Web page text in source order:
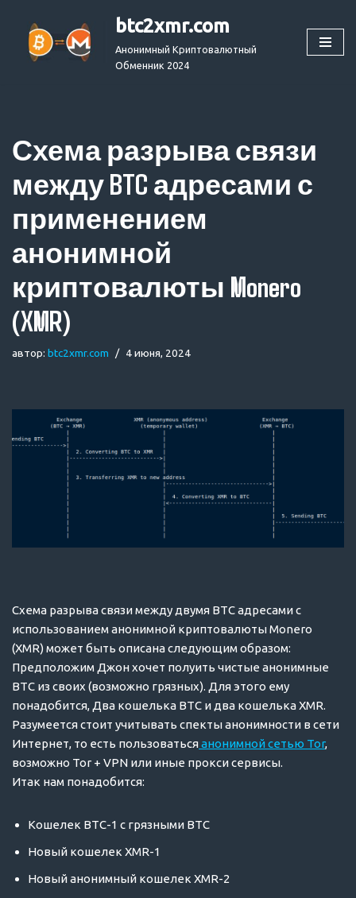
Перейти
btc2xmr.com
Анонимный Криптовалютный
Обменник 2024
Схема разрыва связи
между BTC адресами с
применением
анонимной
криптовалюты Monero
(XMR)
автор: btc2xmr.com 4 июня, 2024
Схема разрыва связи между двумя BTC адресами с
использованием анонимной криптовалюты Monero
(XMR) может быть описана следующим образом:
Предположим Джон хочет полуить чистые анонимные
BTC из своих (возможно грязных). Для этого ему
понадобится, Два кошелька BTC и два кошелька XMR.
Разумеется стоит учитывать спекты анонимности в сети
Интернет, то есть пользоватьсяанонимной сетью Tor,
возможно Tor + VPN или иные прокси сервисы.
Итак нам понадобится:
Кошелек BTC-1 с грязными BTC
Новый кошелек XMR-1
Новый анонимный кошелек XMR-2